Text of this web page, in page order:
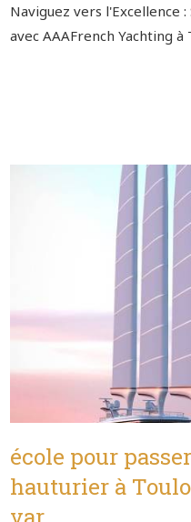
Naviguez vers l'Excellence
avec AAAFrench Yachting à
école pour
hauturier à
var